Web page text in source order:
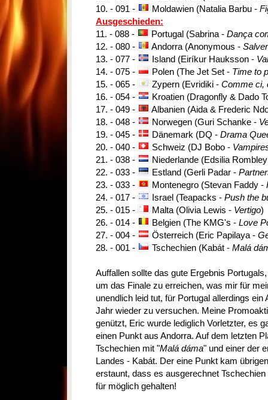
10. - 091 -
Moldawien (Natalia Barbu -
Ausgeschieden:
11. - 088 -
Portugal (Sabrina - Dança
12. - 080 -
Andorra (Anonymous -
13. - 077 -
Island (Eiríkur Hauksson -
14. - 075 -
Polen (The Jet Set - Time to
15. - 065 -
Zypern (Evridiki - Comme ci,
16. - 054 -
Kroatien (Dragonfly & Dado
17. - 049 -
Albanien (Aida & Frederic
18. - 048 -
Norwegen (Guri Schanke -
19. - 045 -
Dänemark (DQ - Drama
20. - 040 -
Schweiz (DJ Bobo -
21. - 038 -
Niederlande (Edsilia
22. - 033 - Estland (Gerli Padar -
23. - 033 -
Montenegro (Stevan Faddy -
24. - 017 -
Israel (Teapacks - Push the
25. - 015 -
Malta (Olivia Lewis - Vertigo)
26. - 014 -
Belgien (The KMG's - Love
27. - 004 -
Österreich (Eric Papilaya -
28. - 001 -
Tschechien (Kabát - Malá
Auffallen sollte das gute Ergebnis
um das Finale zu erreichen, was mir für
unendlich leid tut, für Portugal allerdings
Jahr wieder zu versuchen. Meine
genützt, Eric wurde lediglich Vorletzter, es
einen Punkt aus Andorra. Auf dem letzten
Tschechien mit "Malá dáma" und einer der
Landes - Kabát. Der eine Punkt kam
erstaunt, dass es ausgerechnet
für möglich gehalten!